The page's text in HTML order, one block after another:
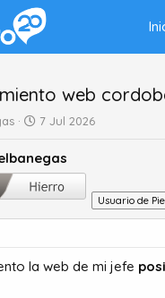
web
F
c
h
a
e
7 Jul 2026
Usuario de
la web de mi jefe